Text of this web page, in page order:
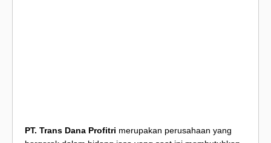
PT. Trans Dana Profitri merupakan perusahaan yang